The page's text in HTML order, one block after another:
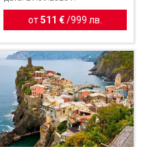
от511 €/999 лв.